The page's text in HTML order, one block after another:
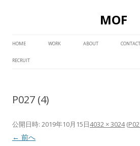
MOF
ン
ン
ッ
プ
HOME WORK ABOUT CONTACT
RECRUIT
P027 (4)
公開日時: 2019年10月15日4032 × 3024(
← 前へ